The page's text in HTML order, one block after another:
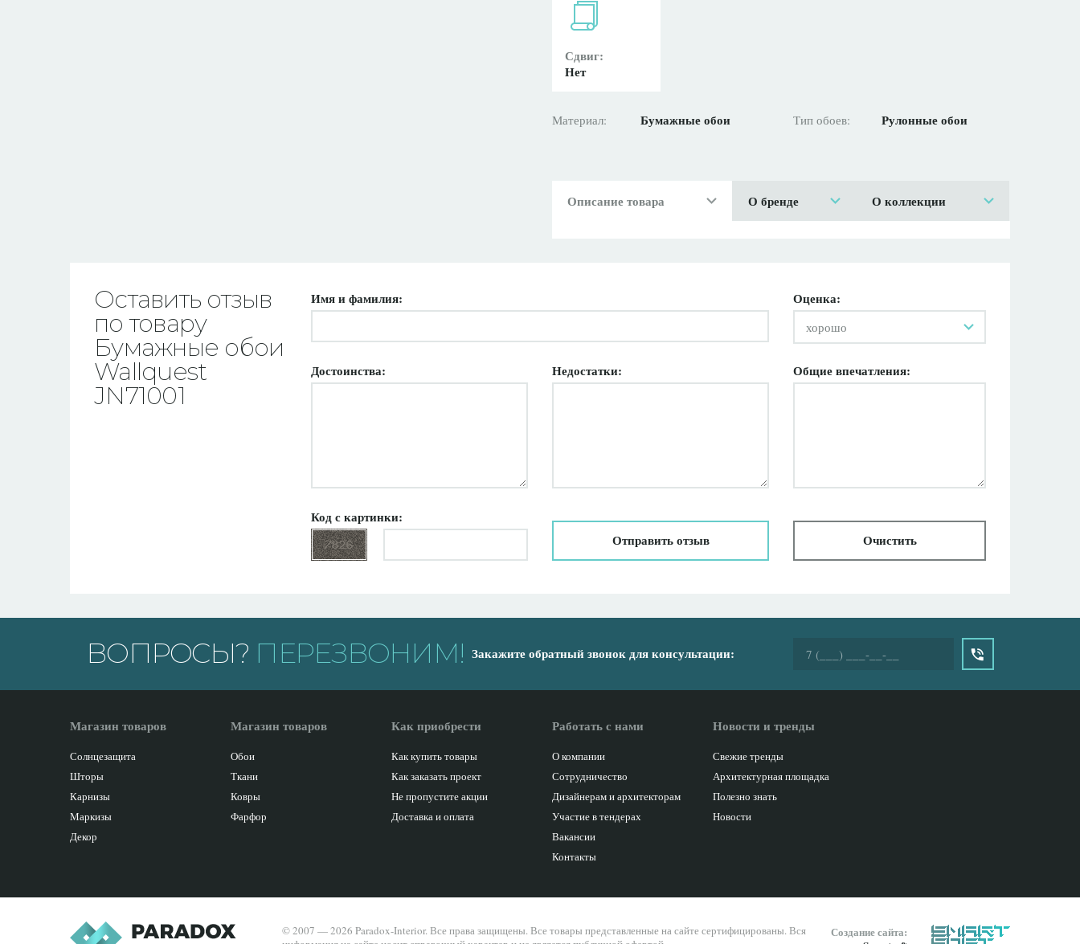
Сдвиг:
Нет
Материал: Бумажные обои Тип обоев: Рулонные обои
Описание товара О бренде О коллекции
Оставить отзыв
по товару
Бумажные обои
Wallquest
JN71001
Имя и фамилия: Оценка:
хорошо
Достоинства: Недостатки: Общие впечатления:
Код с картинки:
Отправить отзыв
Очистить
ВОПРОСЫ? ПЕРЕЗВОНИМ! Закажите обратный звонок для консультации:
Магазин товаров
Солнцезащита
Шторы
Карнизы
Маркизы
Декор
Магазин товаров
Обои
Ткани
Ковры
Фарфор
Как приобрести
Как купить товары
Как заказать проект
Не пропустите акции
Доставка и оплата
Работать с нами
О компании
Сотрудничество
Дизайнерам и архитекторам
Участие в тендерах
Вакансии
Контакты
Новости и тренды
Свежие тренды
Архитектурная площадка
Полезно знать
Новости
© 2007 — 2026 Paradox-Interior. Все права защищены. Все товары представленные на сайте сертифицированы. Вся
Создание сайта: